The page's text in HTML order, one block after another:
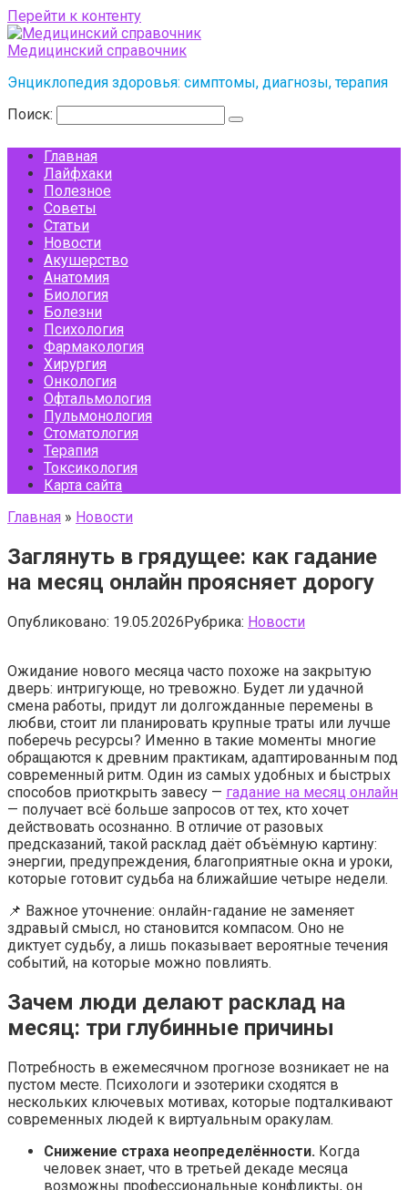
Перейти к контенту
Медицинский справочник
Энциклопедия здоровья: симптомы, диагнозы, терапия
Поиск:
Главная
Лайфхаки
Полезное
Советы
Статьи
Новости
Акушерство
Анатомия
Биология
Болезни
Психология
Фармакология
Хирургия
Онкология
Офтальмология
Пульмонология
Стоматология
Терапия
Токсикология
Карта сайта
Главная » Новости
Заглянуть в грядущее: как гадание
на месяц онлайн проясняет дорогу
Опубликовано: 19.05.2026Рубрика: Новости
Ожидание нового месяца часто похоже на закрытую
дверь: интригующе, но тревожно. Будет ли удачной
смена работы, придут ли долгожданные перемены в
любви, стоит ли планировать крупные траты или лучше
поберечь ресурсы? Именно в такие моменты многие
обращаются к древним практикам, адаптированным под
современный ритм. Один из самых удобных и быстрых
способов приоткрыть завесу — гадание на месяц онлайн
— получает всё больше запросов от тех, кто хочет
действовать осознанно. В отличие от разовых
предсказаний, такой расклад даёт объёмную картину:
энергии, предупреждения, благоприятные окна и уроки,
которые готовит судьба на ближайшие четыре недели.
📌 Важное уточнение: онлайн-гадание не заменяет
здравый смысл, но становится компасом. Оно не
диктует судьбу, а лишь показывает вероятные течения
событий, на которые можно повлиять.
Зачем люди делают расклад на
месяц: три глубинные причины
Потребность в ежемесячном прогнозе возникает не на
пустом месте. Психологи и эзотерики сходятся в
нескольких ключевых мотивах, которые подталкивают
современных людей к виртуальным оракулам.
Снижение страха неопределённости. Когда
человек знает, что в третьей декаде месяца
возможны профессиональные конфликты, он